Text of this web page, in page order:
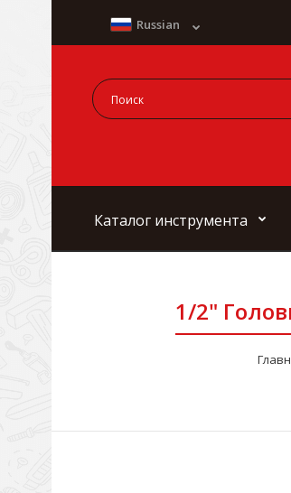
Russian
Каталог инструмента
1/2"